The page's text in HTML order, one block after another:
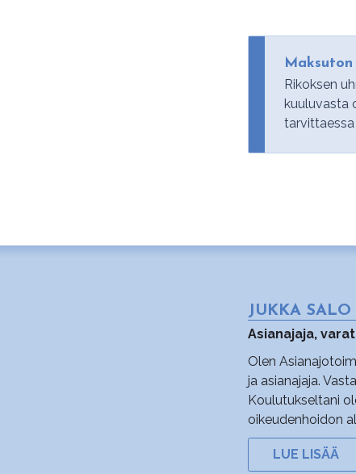
Rikoksen
kuuluvasta
JUKKA SALO
Asianajaja,
Olen
ja asianajaja.
Koulutukseltani
oikeudenhoidon
LUE LISÄÄ